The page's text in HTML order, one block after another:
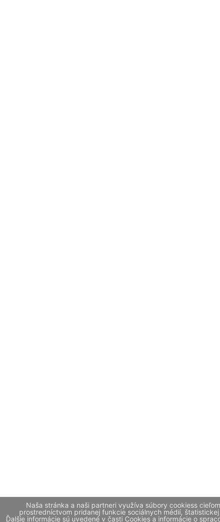
Naša stránka a naši partneri využíva súbory cookiess
prostredníctvom pridanej funkcie sociálnych médií,
Ďalšie informácie sú uvedené v časti Cookies a informácie o